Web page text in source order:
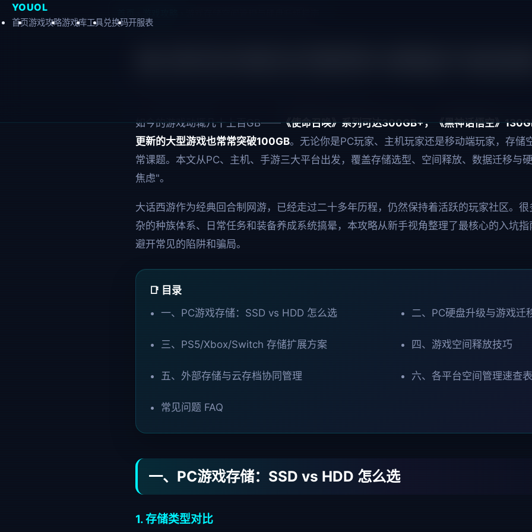
YOUOL
首页游戏攻略游戏库工具兑换码开服表
如今的游戏动辄几十上百GB——《使命召唤》系列可达300GB+，《黑神话悟空》
更新的大型游戏也常常突破100GB。无论你是PC玩家、主机玩家还是移动端玩家，存储
常课题。本文从PC、主机、手游三大平台出发，覆盖存储选型、空间释放、数据迁移与
焦虑"。
大话西游作为经典回合制网游，已经走过二十多年历程，仍然保持着活跃的玩家社区。
杂的种族体系、日常任务和装备养成系统搞晕，本攻略从新手视角整理了最核心的入坑
避开常见的陷阱和骗局。
📑 目录
一、PC游戏存储：SSD vs HDD 怎么选
二、PC硬盘升级与游戏迁
三、PS5/Xbox/Switch 存储扩展方案 四、游戏空间释放技巧
五、外部存储与云存档协同管理 六、各平台空间管理速查
常见问题 FAQ
一、PC游戏存储：SSD vs HDD 怎么选
1. 存储类型对比